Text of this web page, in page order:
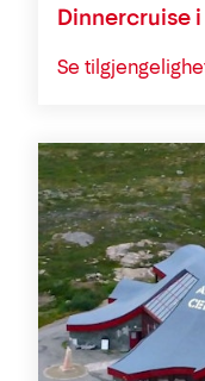
Dinnercruise
Se